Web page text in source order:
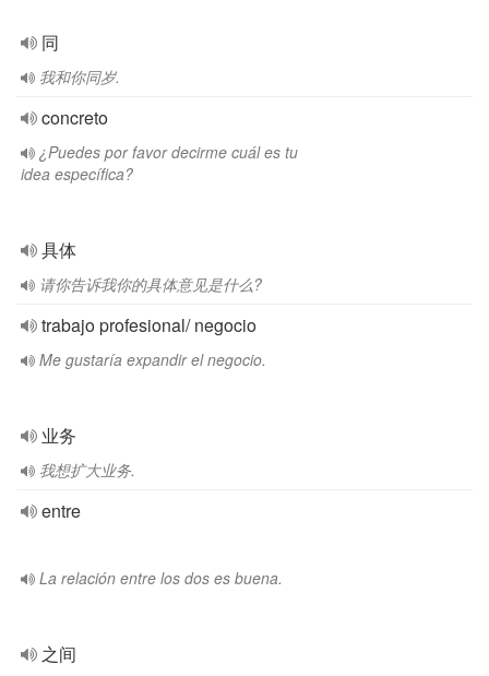
同
我和你同岁.
concreto
¿Puedes por favor decirme cuál es tu
idea específica?
具体
请你告诉我你的具体意见是什么?
trabajo profesional/ negocio
Me gustaría expandir el negocio.
业务
我想扩大业务.
entre
La relación entre los dos es buena.
之间